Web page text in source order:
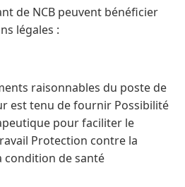
de NCB peuvent bénéficier
légales :
raisonnables du poste de
est tenu de fournir Possibilité
pour faciliter le
Protection contre la
condition de santé